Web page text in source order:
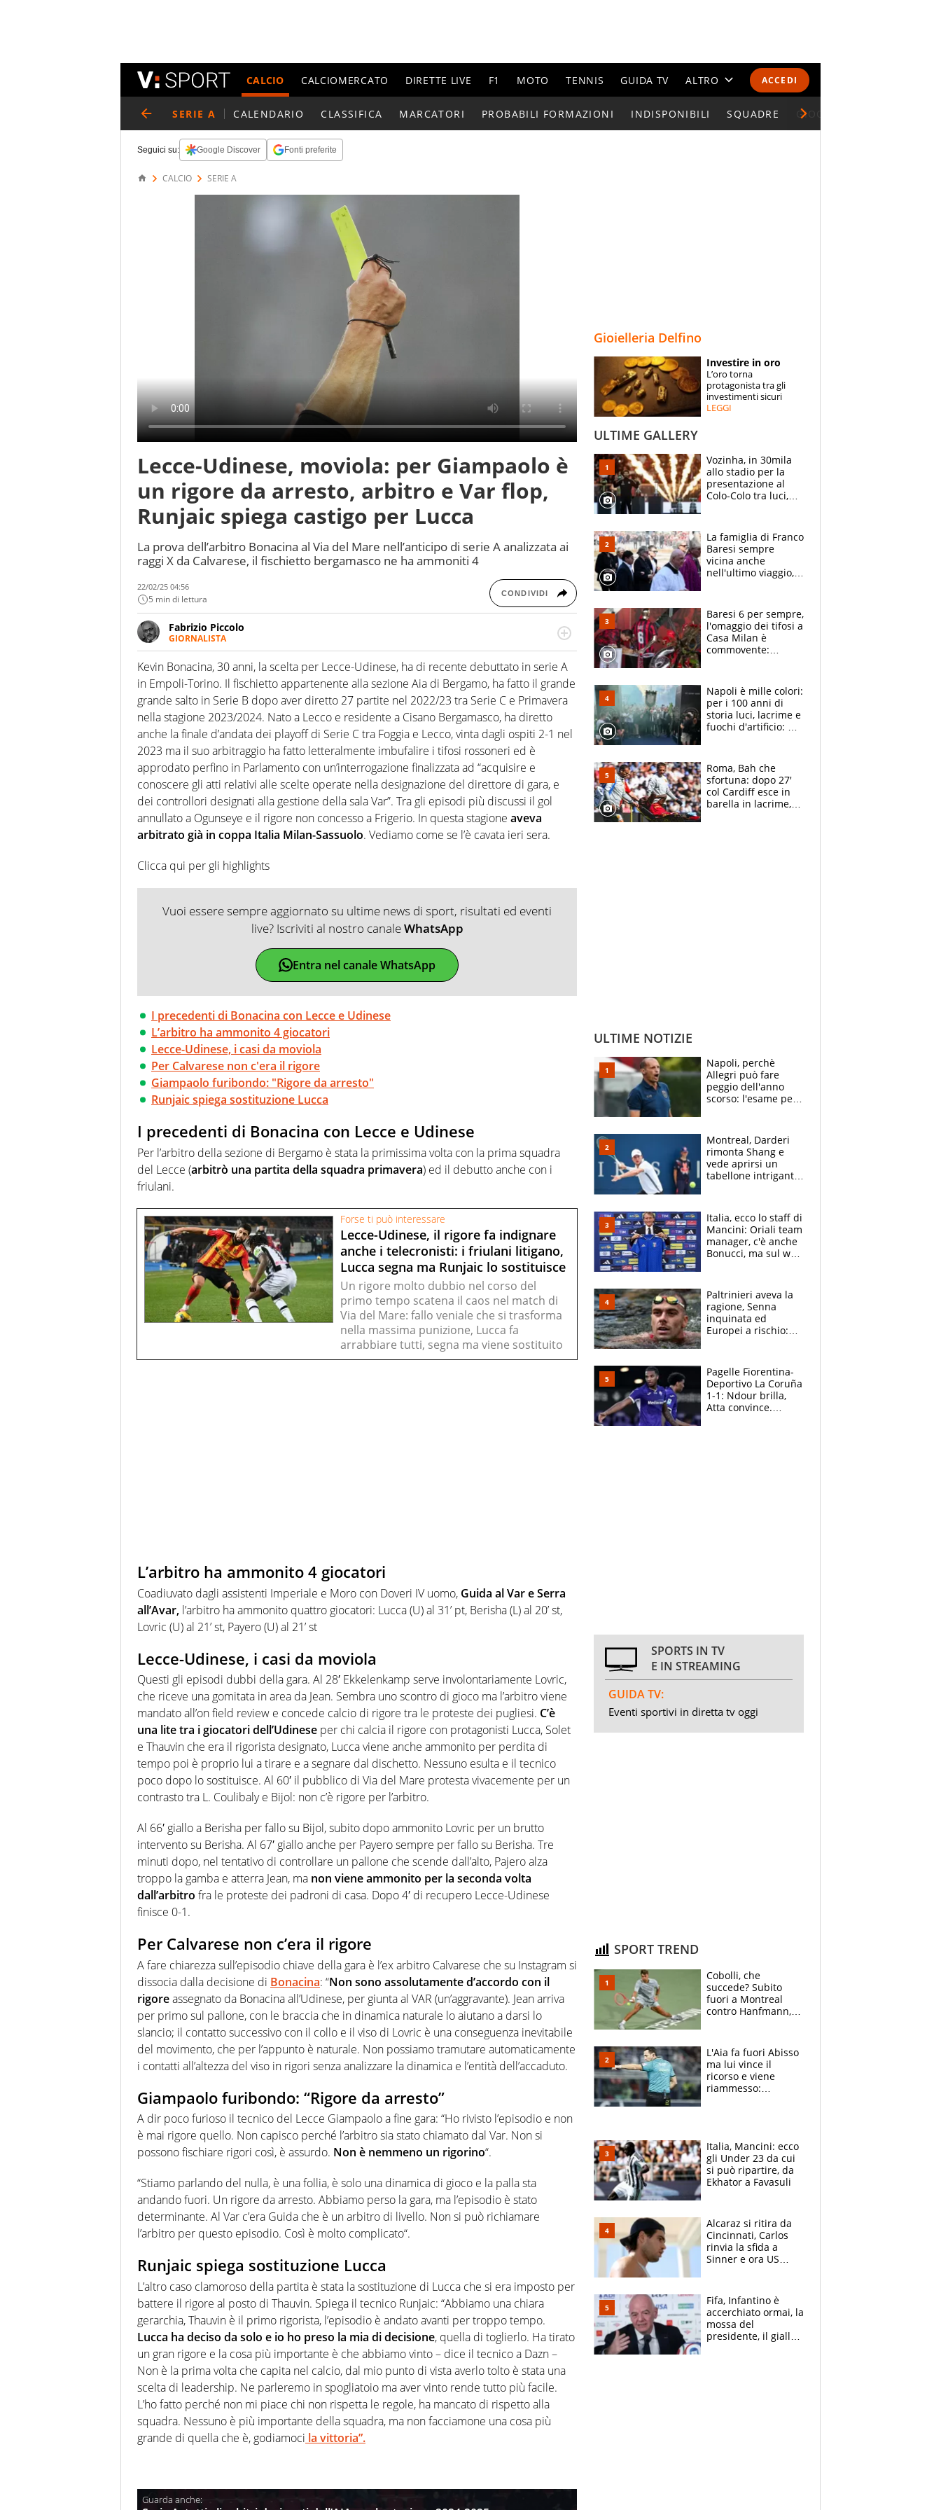
ACCEDI
CALCIO CALCIOMERCATO DIRETTE LIVE F1 MOTO TENNIS GUIDA TV ALTRO
CALENDARI E CLASSIFICHE
ESPERTI
CONTATTI
SERIE A CALENDARIO CLASSIFICA MARCATORI PROBABILI FORMAZIONI INDISPONIBILI SQUADRE GIOCATORI SERIE A
Seguici su: Google Discover Fonti preferite
CALCIO SERIE A
Lecce-Udinese, moviola: per Giampaolo è
un rigore da arresto, arbitro e Var flop,
Runjaic spiega castigo per Lucca
La prova dell’arbitro Bonacina al Via del Mare nell’anticipo di serie A analizzata ai
raggi X da Calvarese, il fischietto bergamasco ne ha ammoniti 4
22/02/25 04:56
5 min di lettura CONDIVIDI
Fabrizio Piccolo
GIORNALISTA
Nella sua carriera ha seguito numerose manifestazioni sportive e collaborato con
agenzie e testate. Esperienza, competenza, conoscenza e memoria storica. Si occupa
prevalentemente di calcio
Kevin Bonacina, 30 anni, la scelta per Lecce-Udinese, ha di recente debuttato in serie A
in Empoli-Torino. Il fischietto appartenente alla sezione Aia di Bergamo, ha fatto il grande
grande salto in Serie B dopo aver diretto 27 partite nel 2022/23 tra Serie C e Primavera
nella stagione 2023/2024. Nato a Lecco e residente a Cisano Bergamasco, ha diretto
anche la finale d’andata dei playoff di Serie C tra Foggia e Lecco, vinta dagli ospiti 2-1 nel
2023 ma il suo arbitraggio ha fatto letteralmente imbufalire i tifosi rossoneri ed è
approdato perfino in Parlamento con un’interrogazione finalizzata ad “acquisire e
conoscere gli atti relativi alle scelte operate nella designazione del direttore di gara, e
dei controllori designati alla gestione della sala Var”. Tra gli episodi più discussi il gol
annullato a Ogunseye e il rigore non concesso a Frigerio. In questa stagione aveva
arbitrato già in coppa Italia Milan-Sassuolo. Vediamo come se l’è cavata ieri sera.
Clicca qui per gli highlights
Vuoi essere sempre aggiornato su ultime news di sport, risultati ed eventi
live? Iscriviti al nostro canaleWhatsApp
Entra nel canale WhatsApp
I precedenti di Bonacina con Lecce e Udinese
L’arbitro ha ammonito 4 giocatori
Lecce-Udinese, i casi da moviola
Per Calvarese non c'era il rigore
Giampaolo furibondo: "Rigore da arresto"
Runjaic spiega sostituzione Lucca
I precedenti di Bonacina con Lecce e Udinese
Per l’arbitro della sezione di Bergamo è stata la primissima volta con la prima squadra
del Lecce (arbitrò una partita della squadra primavera) ed il debutto anche con i
friulani.
Forse ti può interessare
Lecce-Udinese, il rigore fa indignare
anche i telecronisti: i friulani litigano,
Lucca segna ma Runjaic lo sostituisce
Un rigore molto dubbio nel corso del
primo tempo scatena il caos nel match di
Via del Mare: fallo veniale che si trasforma
nella massima punizione, Lucca fa
arrabbiare tutti, segna ma viene sostituito
L’arbitro ha ammonito 4 giocatori
Coadiuvato dagli assistenti Imperiale e Moro con Doveri IV uomo, Guida al Var e Serra
all’Avar, l’arbitro ha ammonito quattro giocatori: Lucca (U) al 31’ pt, Berisha (L) al 20’ st,
Lovric (U) al 21’ st, Payero (U) al 21’ st
Lecce-Udinese, i casi da moviola
Questi gli episodi dubbi della gara. Al 28′ Ekkelenkamp serve involontariamente Lovric,
che riceve una gomitata in area da Jean. Sembra uno scontro di gioco ma l’arbitro viene
mandato all’on field review e concede calcio di rigore tra le proteste dei pugliesi. C’è
una lite tra i giocatori dell’Udinese per chi calcia il rigore con protagonisti Lucca, Solet
e Thauvin che era il rigorista designato, Lucca viene anche ammonito per perdita di
tempo poi è proprio lui a tirare e a segnare dal dischetto. Nessuno esulta e il tecnico
poco dopo lo sostituisce. Al 60′ il pubblico di Via del Mare protesta vivacemente per un
contrasto tra L. Coulibaly e Bijol: non c’è rigore per l’arbitro.
Al 66′ giallo a Berisha per fallo su Bijol, subito dopo ammonito Lovric per un brutto
intervento su Berisha. Al 67′ giallo anche per Payero sempre per fallo su Berisha. Tre
minuti dopo, nel tentativo di controllare un pallone che scende dall’alto, Pajero alza
troppo la gamba e atterra Jean, ma non viene ammonito per la seconda volta
dall’arbitro fra le proteste dei padroni di casa. Dopo 4′ di recupero Lecce-Udinese
finisce 0-1.
Per Calvarese non c’era il rigore
A fare chiarezza sull’episodio chiave della gara è l’ex arbitro Calvarese che su Instagram si
dissocia dalla decisione di Bonacina: “Non sono assolutamente d’accordo con il
rigoreassegnato da Bonacina all’Udinese, per giunta al VAR (un’aggravante). Jean arriva
per primo sul pallone, con le braccia che in dinamica naturale lo aiutano a darsi lo
slancio; il contatto successivo con il collo e il viso di Lovric è una conseguenza inevitabile
del movimento, che per l’appunto è naturale. Non possiamo tramutare automaticamente
i contatti all’altezza del viso in rigori senza analizzare la dinamica e l’entità dell’accaduto.
Giampaolo furibondo: “Rigore da arresto”
A dir poco furioso il tecnico del Lecce Giampaolo a fine gara: “Ho rivisto l’episodio e non
è mai rigore quello. Non capisco perché l’arbitro sia stato chiamato dal Var. Non si
possono fischiare rigori così, è assurdo. Non è nemmeno un rigorino“.
“Stiamo parlando del nulla, è una follia, è solo una dinamica di gioco e la palla sta
andando fuori. Un rigore da arresto. Abbiamo perso la gara, ma l’episodio è stato
determinante. Al Var c’era Guida che è un arbitro di livello. Non si può richiamare
l’arbitro per questo episodio. Così è molto complicato“.
Runjaic spiega sostituzione Lucca
L’altro caso clamoroso della partita è stata la sostituzione di Lucca che si era imposto per
battere il rigore al posto di Thauvin. Spiega il tecnico Runjaic: “Abbiamo una chiara
gerarchia, Thauvin è il primo rigorista, l’episodio è andato avanti per troppo tempo.
Lucca ha deciso da solo e io ho preso la mia di decisione, quella di toglierlo. Ha tirato
un gran rigore e la cosa più importante è che abbiamo vinto – dice il tecnico a Dazn –
Non è la prima volta che capita nel calcio, dal mio punto di vista averlo tolto è stata una
scelta di leadership. Ne parleremo in spogliatoio ma aver vinto rende tutto più facile.
L’ho fatto perché non mi piace chi non rispetta le regole, ha mancato di rispetto alla
squadra. Nessuno è più importante della squadra, ma non facciamone una cosa più
grande di quella che è, godiamoci la vittoria”.
Gioielleria Delfino
Investire in oro
L’oro torna
protagonista tra gli
investimenti sicuri
LEGGI
ULTIME GALLERY
Vozinha, in 30mila
allo stadio per la
presentazione al
Colo-Colo tra luci,
La famiglia di Franco
Baresi sempre
vicina anche
nell'ultimo viaggio,
circondati
dall'affetto dei tifosi
Baresi 6 per sempre,
l'omaggio dei tifosi a
Casa Milan è
commovente:
bigliettini
Napoli è mille colori:
per i 100 anni di
storia luci, lacrime e
fuochi d'artificio: De
Roma, Bah che
sfortuna: dopo 27'
col Cardiff esce in
barella in lacrime,
ULTIME NOTIZIE
Napoli, perchè
Allegri può fare
peggio dell'anno
scorso: l'esame per
Monopoly
Montreal, Darderi
rimonta Shang e
vede aprirsi un
tabellone intrigante:
felice del mio livello"
Italia, ecco lo staff di
Mancini: Oriali team
manager, c'è anche
Bonucci, ma sul web
Paltrinieri aveva la
ragione, Senna
inquinata ed
Europei a rischio:
adesso
Pagelle Fiorentina-
Deportivo La Coruña
1-1: Ndour brilla,
Atta convince.
SPORTS IN TV
E IN STREAMING
GUIDA TV:
Eventi sportivi in diretta tv oggi
SPORT TREND
Cobolli, che
succede? Subito
fuori a Montreal
contro Hanfmann,
L'Aia fa fuori Abisso
ma lui vince il
ricorso e viene
riammesso:
Italia, Mancini: ecco
gli Under 23 da cui
si può ripartire, da
Ekhator a Favasuli
Alcaraz si ritira da
Cincinnati, Carlos
rinvia la sfida a
Sinner e ora US
Fifa, Infantino è
accerchiato ormai, la
mossa del
presidente, il giallo